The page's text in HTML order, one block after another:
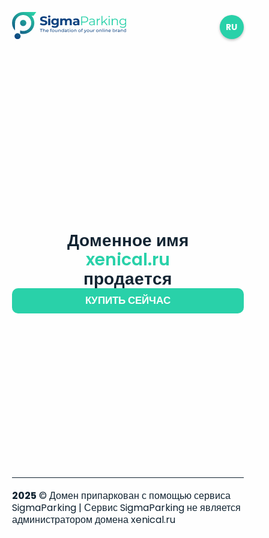
RU
Доменное имя
xenical.ru
продается
КУПИТЬ СЕЙЧАС
2025 © Домен припаркован с помощью сервиса
SigmaParking | Сервис SigmaParking не является
администратором домена xenical.ru